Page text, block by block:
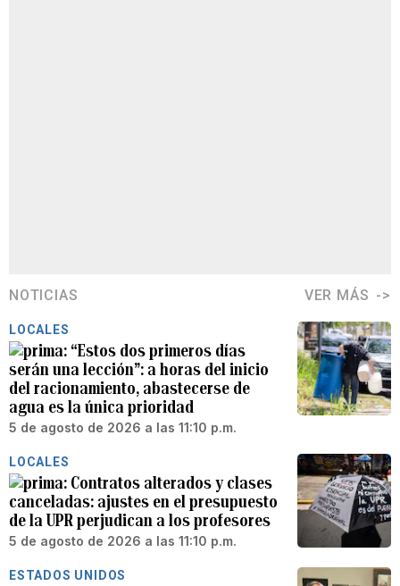
NOTICIAS VER MÁS
LOCALES
“Estos dos primeros días
serán una lección”: a horas del inicio
del racionamiento, abastecerse de
agua es la única prioridad
5 de agosto de 2026 a las 11:10 p.m.
LOCALES
Contratos alterados y clases
canceladas: ajustes en el presupuesto
de la UPR perjudican a los profesores
5 de agosto de 2026 a las 11:10 p.m.
ESTADOS UNIDOS